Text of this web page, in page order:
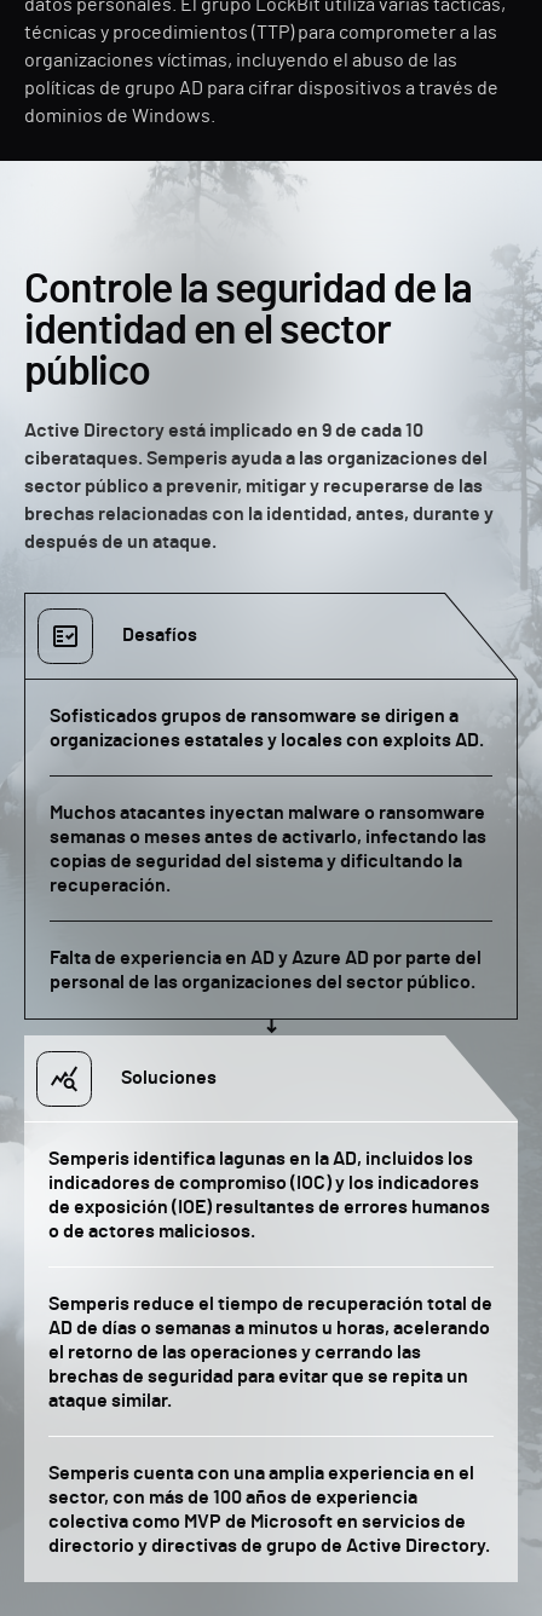
datos personales. El grupo LockBit utiliza varias tácticas,
técnicas y procedimientos (TTP) para comprometer a las
organizaciones víctimas, incluyendo el abuso de las
políticas de grupo AD para cifrar dispositivos a través de
dominios de Windows.
Controle la seguridad de la
identidad en el sector
público
Active Directory está implicado en 9 de cada 10
ciberataques. Semperis ayuda a las organizaciones del
sector público a prevenir, mitigar y recuperarse de las
brechas relacionadas con la identidad, antes, durante y
después de un ataque.
Desafíos
Soluciones
Sofisticados grupos de ransomware se dirigen a
organizaciones estatales y locales con exploits AD.
Semperis identifica lagunas en la AD, incluidos los
indicadores de compromiso (IOC) y los indicadores
de exposición (IOE) resultantes de errores humanos
o de actores maliciosos.
Muchos atacantes inyectan malware o ransomware
semanas o meses antes de activarlo, infectando las
copias de seguridad del sistema y dificultando la
recuperación.
Semperis reduce el tiempo de recuperación total de
AD de días o semanas a minutos u horas, acelerando
el retorno de las operaciones y cerrando las
brechas de seguridad para evitar que se repita un
ataque similar.
Falta de experiencia en AD y Azure AD por parte del
personal de las organizaciones del sector público.
Semperis cuenta con una amplia experiencia en el
sector, con más de 100 años de experiencia
colectiva como MVP de Microsoft en servicios de
directorio y directivas de grupo de Active Directory.